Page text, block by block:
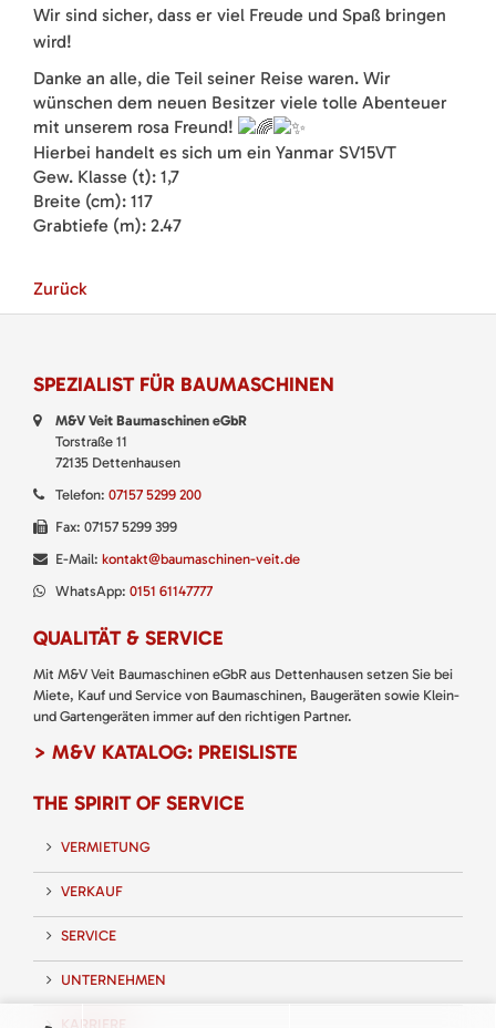
Wir sind sicher, dass er viel Freude und Spaß bringen
wird!
Danke an alle, die Teil seiner Reise waren. Wir
wünschen dem neuen Besitzer viele tolle Abenteuer
mit unserem rosa Freund!
Hierbei handelt es sich um ein Yanmar SV15VT
Gew. Klasse (t): 1,7
Breite (cm): 117
Grabtiefe (m): 2.47
Zurück
SPEZIALIST FÜR BAUMASCHINEN
M&V Veit Baumaschinen eGbR
Torstraße 11
72135 Dettenhausen
Telefon: 07157 5299 200
Fax: 07157 5299 399
E-Mail: kontakt@baumaschinen-veit.de
WhatsApp: 0151 61147777
QUALITÄT & SERVICE
Mit M&V Veit Baumaschinen eGbR aus Dettenhausen setzen Sie bei
Miete, Kauf und Service von Baumaschinen, Baugeräten sowie Klein-
und Gartengeräten immer auf den richtigen Partner.
> M&V KATALOG: PREISLISTE
THE SPIRIT OF SERVICE
VERMIETUNG
VERKAUF
SERVICE
UNTERNEHMEN
KARRIERE